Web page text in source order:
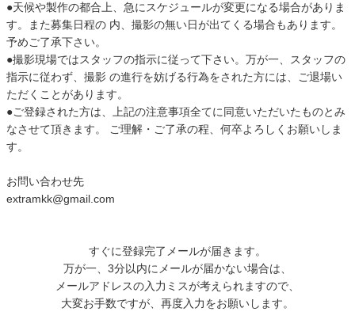
●天候や製作の都合上、急にスケジュールが変更になる場合がありま
す。また募集日程の 内、撮影の無い日が出てくる場合もあります。
予めご了承下さい。
●撮影現場ではスタッフの指示に従って下さい。万が一、スタッフの
指示に従わず、撮影 の進行を妨げる行為をされた方には、ご退場い
ただくことがあります。
●ご登録された方は、上記の注意事項全てに同意いただいたものとみ
なさせて頂きます。 ご理解・ご了承の程、何卒よろしくお願いしま
す。
お問い合わせ先
extramkk@gmail.com
すぐに登録完了メールが届きます。
万が一、3分以内にメールが届かない場合は、
メールアドレスの入力ミスが考えられますので、
大変お手数ですが、再度入力をお願いします。